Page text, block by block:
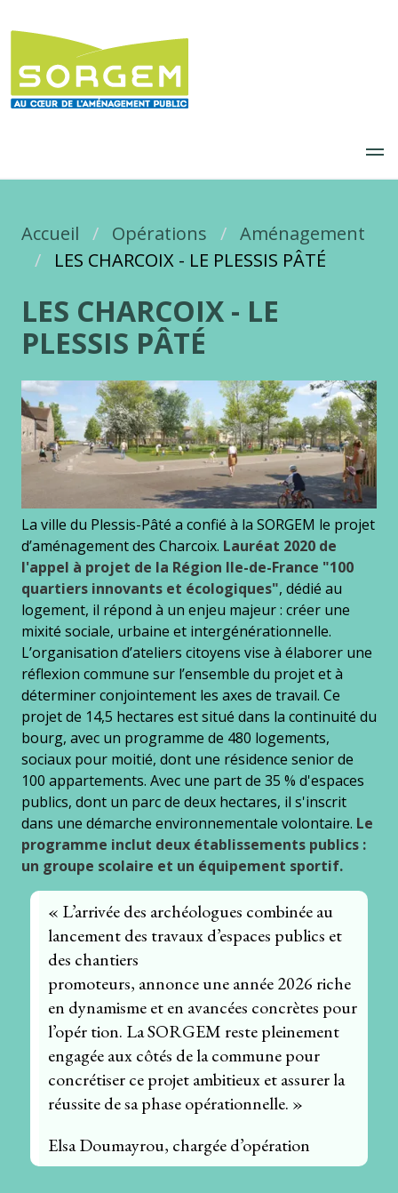
au
principal
Fil d'Ariane
Accueil Opérations
Aménagement
LES CHARCOIX - LE PLESSIS PÂTÉ
LES CHARCOIX - LE
PLESSIS PÂTÉ
La ville du Plessis-Pâté a confié à la SORGEM le projet
d’aménagement des Charcoix. Lauréat 2020 de
l'appel à projet de la Région Ile-de-France "100
quartiers innovants et écologiques", dédié au
logement, il répond à un enjeu majeur : créer une
mixité sociale, urbaine et intergénérationnelle.
L’organisation d’ateliers citoyens vise à élaborer une
réflexion commune sur l’ensemble du projet et à
déterminer conjointement les axes de travail. Ce
projet de 14,5 hectares est situé dans la continuité du
bourg, avec un programme de 480 logements,
sociaux pour moitié, dont une résidence senior de
100 appartements. Avec une part de 35 % d'espaces
publics, dont un parc de deux hectares, il s'inscrit
dans une démarche environnementale volontaire. Le
programme inclut deux établissements publics :
un groupe scolaire et un équipement sportif.
« L’arrivée des archéologues combinée au
lancement des travaux d’espaces publics et
des chantiers
promoteurs, annonce une année 2026 riche
en dynamisme et en avancées concrètes pour
l’opér tion. La SORGEM reste pleinement
engagée aux côtés de la commune pour
concrétiser ce projet ambitieux et assurer la
réussite de sa phase opérationnelle. »
Elsa Doumayrou, chargée d’opération